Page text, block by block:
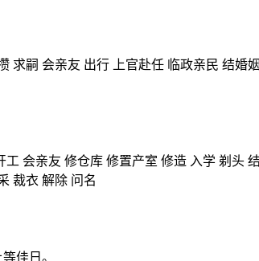
求嗣 会亲友 出行 上官赴任 临政亲民 结婚
会亲友 修仓库 修置产室 修造 入学 剃头
裁衣 解除 问名
佳日。